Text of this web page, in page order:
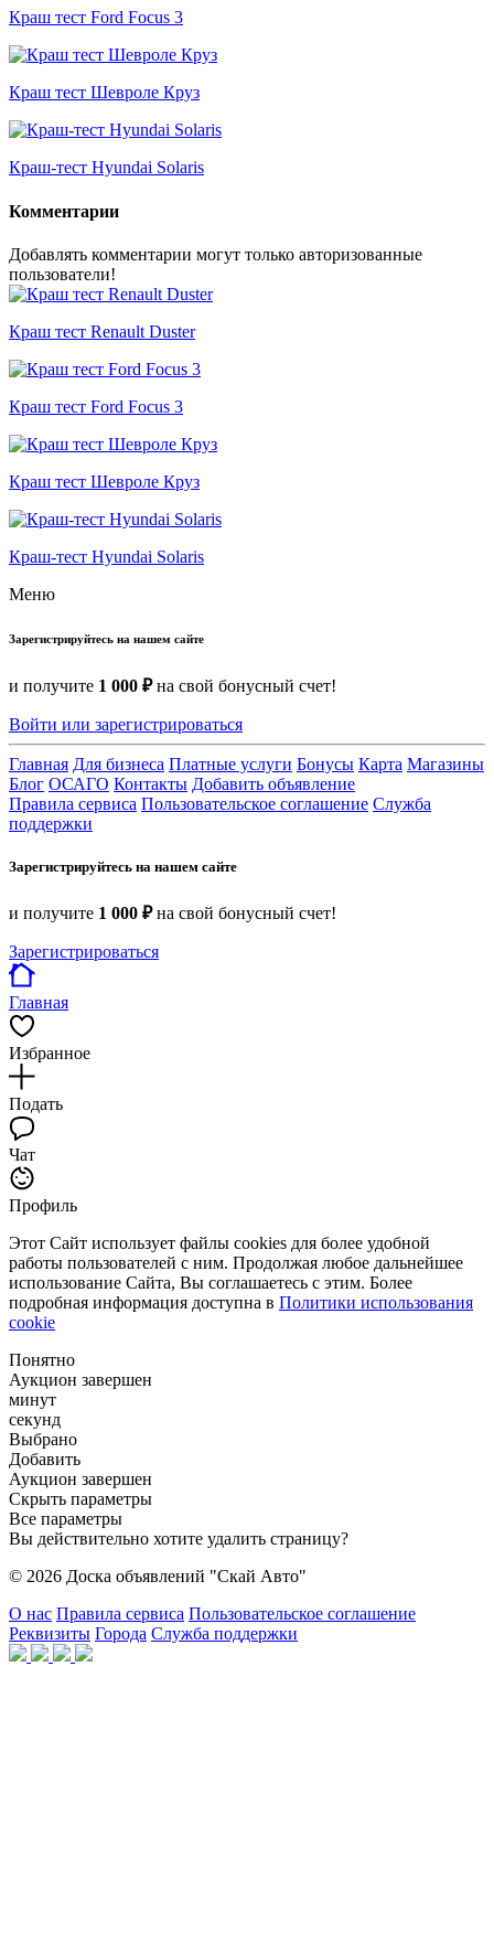
Краш тест Ford Focus 3
Краш тест Шевроле Круз
Краш-тест Hyundai Solaris
Комментарии
Добавлять комментарии могут только авторизованные
пользователи!
Краш тест Renault Duster
Краш тест Ford Focus 3
Краш тест Шевроле Круз
Краш-тест Hyundai Solaris
Меню
Зарегистрируйтесь на нашем сайте
и получите 1 000 ₽на свой бонусный счет!
Войти или зарегистрироваться
Главная Для бизнеса Платные услуги Бонусы Карта Магазины
Блог ОСАГО Контакты Добавить объявление
Правила сервиса Пользовательское соглашение Служба
поддержки
Зарегистрируйтесь на нашем сайте
и получите 1 000 ₽на свой бонусный счет!
Зарегистрироваться
Главная
Избранное
Подать
Чат
Профиль
Этот Сайт использует файлы cookies для более удобной
работы пользователей с ним. Продолжая любое дальнейшее
использование Сайта, Вы соглашаетесь с этим. Более
подробная информация доступна в Политики использования
cookie
Понятно
Аукцион завершен
минут
секунд
Выбрано
Добавить
Аукцион завершен
Скрыть параметры
Все параметры
Вы действительно хотите удалить страницу?
© 2026 Доска объявлений "Скай Авто"
О нас Правила сервиса Пользовательское соглашение
Реквизиты Города Служба поддержки